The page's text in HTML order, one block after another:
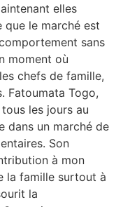
elles
le marché est
sans
moment où
chefs de famille,
Fatoumata Togo,
les jours au
dans un marché de
Son
à mon
la famille surtout à
la